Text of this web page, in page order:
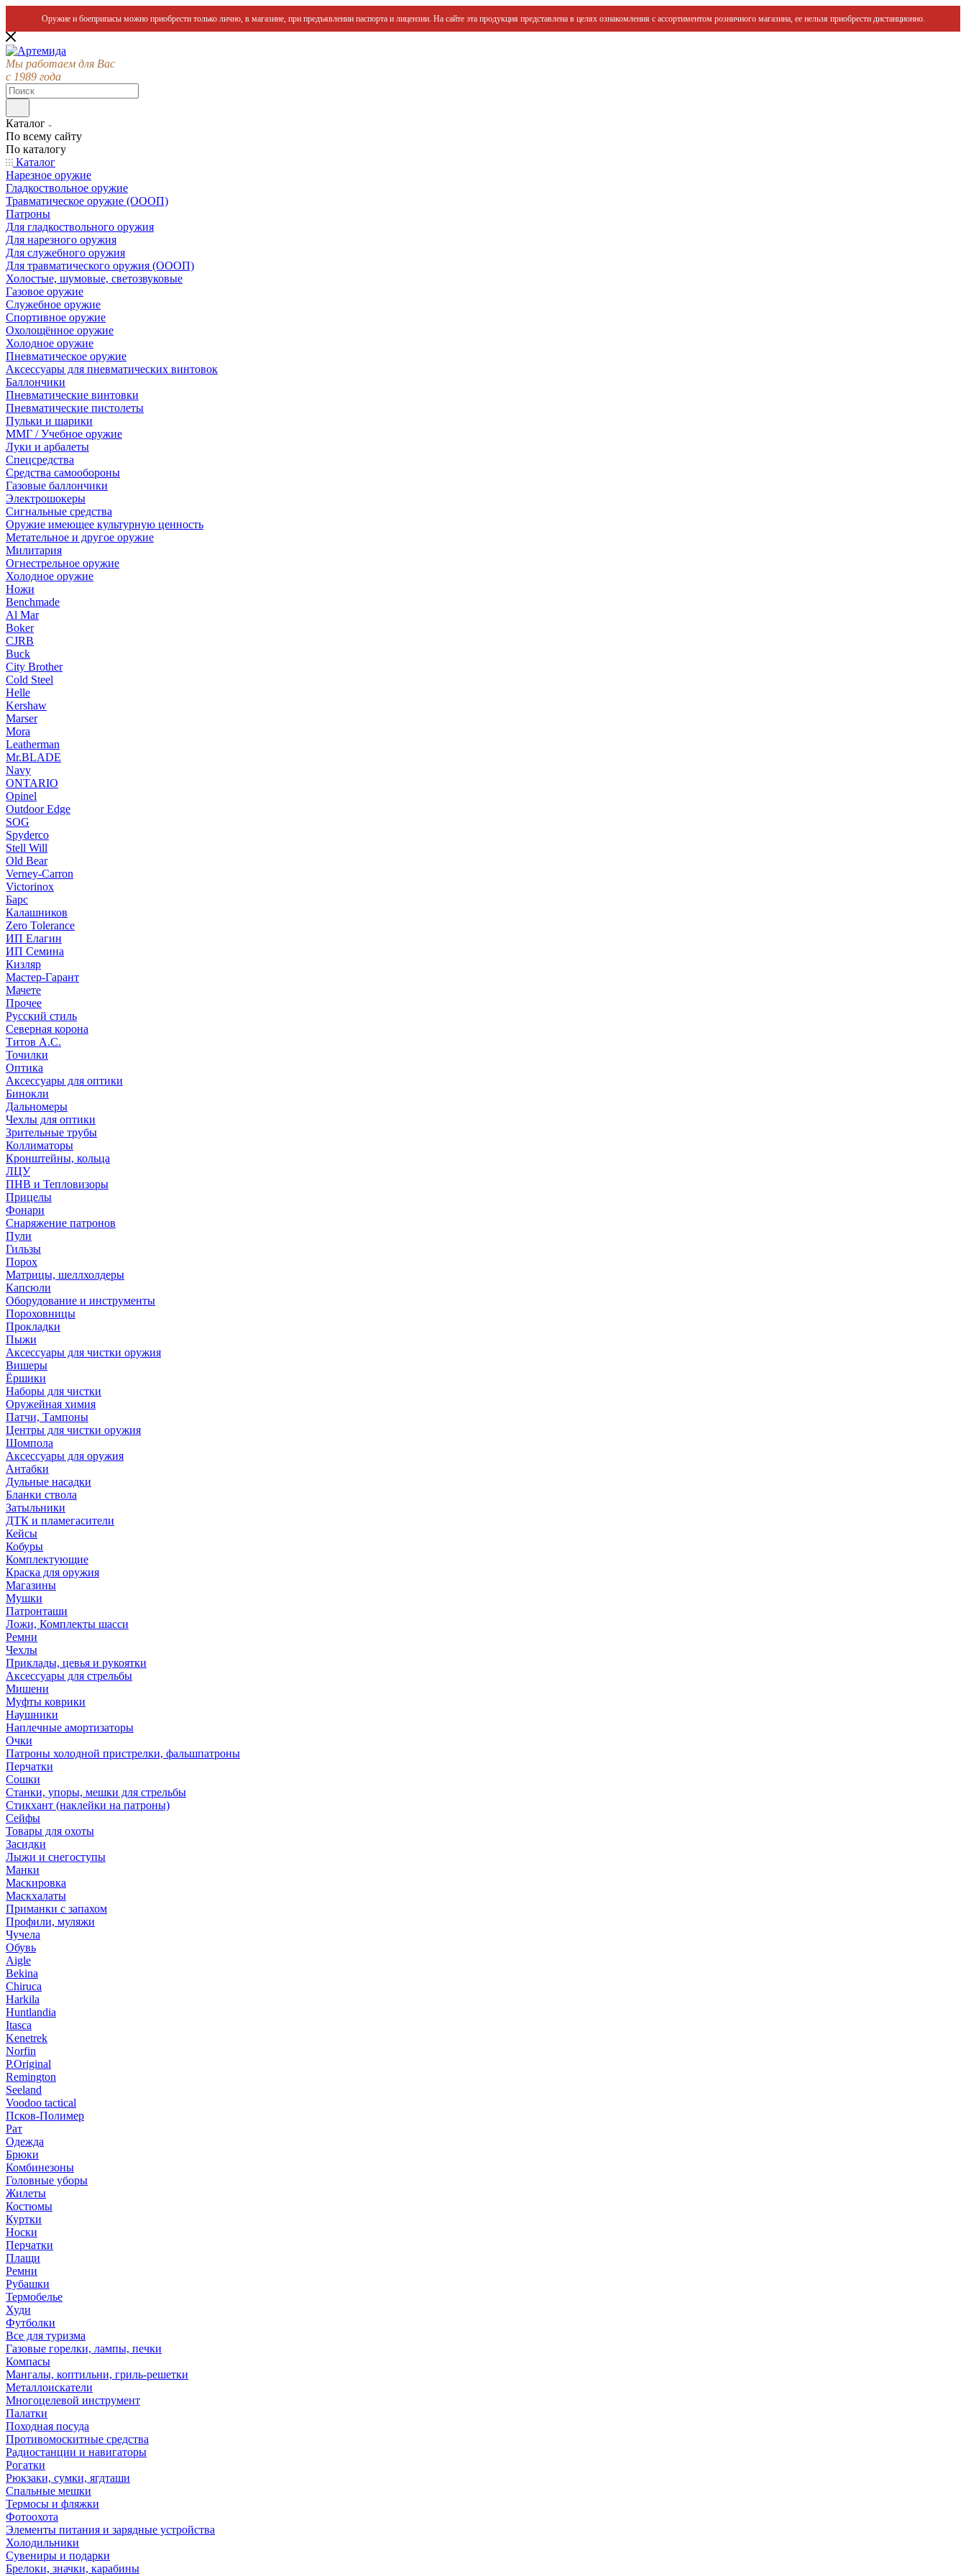
Оружие и боеприпасы можно приобрести только лично, в магазине, при предъявлении паспорта и лицензии. На сайте эта продукция представлена в целях ознакомления с ассортиментом розничного магазина, ее нельзя приобрести дистанционно.
Мы работаем для Вас
с 1989 года
Каталог
По всему сайту
По каталогу
Каталог
Нарезное оружие
Гладкоствольное оружие
Травматическое оружие (ОООП)
Патроны
Для гладкоствольного оружия
Для нарезного оружия
Для служебного оружия
Для травматического оружия (ОООП)
Холостые, шумовые, светозвуковые
Газовое оружие
Служебное оружие
Спортивное оружие
Охолощённое оружие
Холодное оружие
Пневматическое оружие
Аксессуары для пневматических винтовок
Баллончики
Пневматические винтовки
Пневматические пистолеты
Пульки и шарики
ММГ / Учебное оружие
Луки и арбалеты
Спецсредства
Средства самообороны
Газовые баллончики
Электрошокеры
Сигнальные средства
Оружие имеющее культурную ценность
Метательное и другое оружие
Милитария
Огнестрельное оружие
Холодное оружие
Ножи
Benchmade
Al Mar
Boker
CJRB
Buck
City Brother
Cold Steel
Helle
Kershaw
Marser
Mora
Leatherman
Mr.BLADE
Navy
ONTARIO
Opinel
Outdoor Edge
SOG
Spyderco
Stell Will
Old Bear
Verney-Carron
Victorinox
Барс
Калашников
Zero Tolerance
ИП Елагин
ИП Семина
Кизляр
Мастер-Гарант
Мачете
Прочее
Русский стиль
Северная корона
Титов А.С.
Точилки
Оптика
Аксессуары для оптики
Бинокли
Дальномеры
Чехлы для оптики
Зрительные трубы
Коллиматоры
Кронштейны, кольца
ЛЦУ
ПНВ и Тепловизоры
Прицелы
Фонари
Снаряжение патронов
Пули
Гильзы
Порох
Матрицы, шеллхолдеры
Капсюли
Оборудование и инструменты
Пороховницы
Прокладки
Пыжи
Аксессуары для чистки оружия
Вишеры
Ёршики
Наборы для чистки
Оружейная химия
Патчи, Тампоны
Центры для чистки оружия
Шомпола
Аксессуары для оружия
Антабки
Дульные насадки
Бланки ствола
Затыльники
ДТК и пламегасители
Кейсы
Кобуры
Комплектующие
Краска для оружия
Магазины
Мушки
Патронташи
Ложи, Комплекты шасси
Ремни
Чехлы
Приклады, цевья и рукоятки
Аксессуары для стрельбы
Мишени
Муфты коврики
Наушники
Наплечные амортизаторы
Очки
Патроны холодной пристрелки, фальшпатроны
Перчатки
Сошки
Станки, упоры, мешки для стрельбы
Стикхант (наклейки на патроны)
Сейфы
Товары для охоты
Засидки
Лыжи и снегоступы
Манки
Маскировка
Маскхалаты
Приманки с запахом
Профили, муляжи
Чучела
Обувь
Aigle
Bekina
Chiruсa
Harkila
Huntlandia
Itasca
Kenetrek
Norfin
P.Original
Remington
Seeland
Voodoo tactical
Псков-Полимер
Рат
Одежда
Брюки
Комбинезоны
Головные уборы
Жилеты
Костюмы
Куртки
Носки
Перчатки
Плащи
Ремни
Рубашки
Термобелье
Худи
Футболки
Все для туризма
Газовые горелки, лампы, печки
Компасы
Мангалы, коптильни, гриль-решетки
Металлоискатели
Многоцелевой инструмент
Палатки
Походная посуда
Противомоскитные средства
Радиостанции и навигаторы
Рогатки
Рюкзаки, сумки, ягдташи
Спальные мешки
Термосы и фляжки
Фотоохота
Элементы питания и зарядные устройства
Холодильники
Сувениры и подарки
Брелоки, значки, карабины